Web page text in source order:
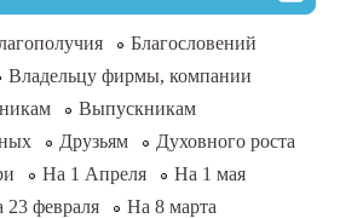
Благословений
Владельцу фирмы, компании
Выпускникам
Друзьям
Духовного роста
На 1 Апреля
На 1 мая
23 февраля
На 8 марта